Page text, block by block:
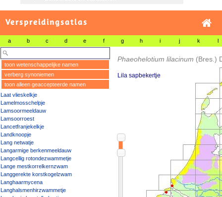
Verspreidingsatlas
a b c d e f g h i j k l
toon wetenschappelijke namen
verberg synoniemen
toon alleen geaccepteerde namen
Laat vlieskelkje
Lamelmosschelpje
Lamsoormeeldauw
Lamsoorroest
Lancetfranjekelkje
Landknoopje
Lang netwatje
Langarmige berkenmeeldauw
Langcellig rotondezwammetje
Lange mestkorrelkernzwam
Langgerekte korstkogelzwam
Langhaarmycena
Langhalsmenhirzwammetje
Phaeohelotium lilacinum (Bres.)
Lila sapbekertje